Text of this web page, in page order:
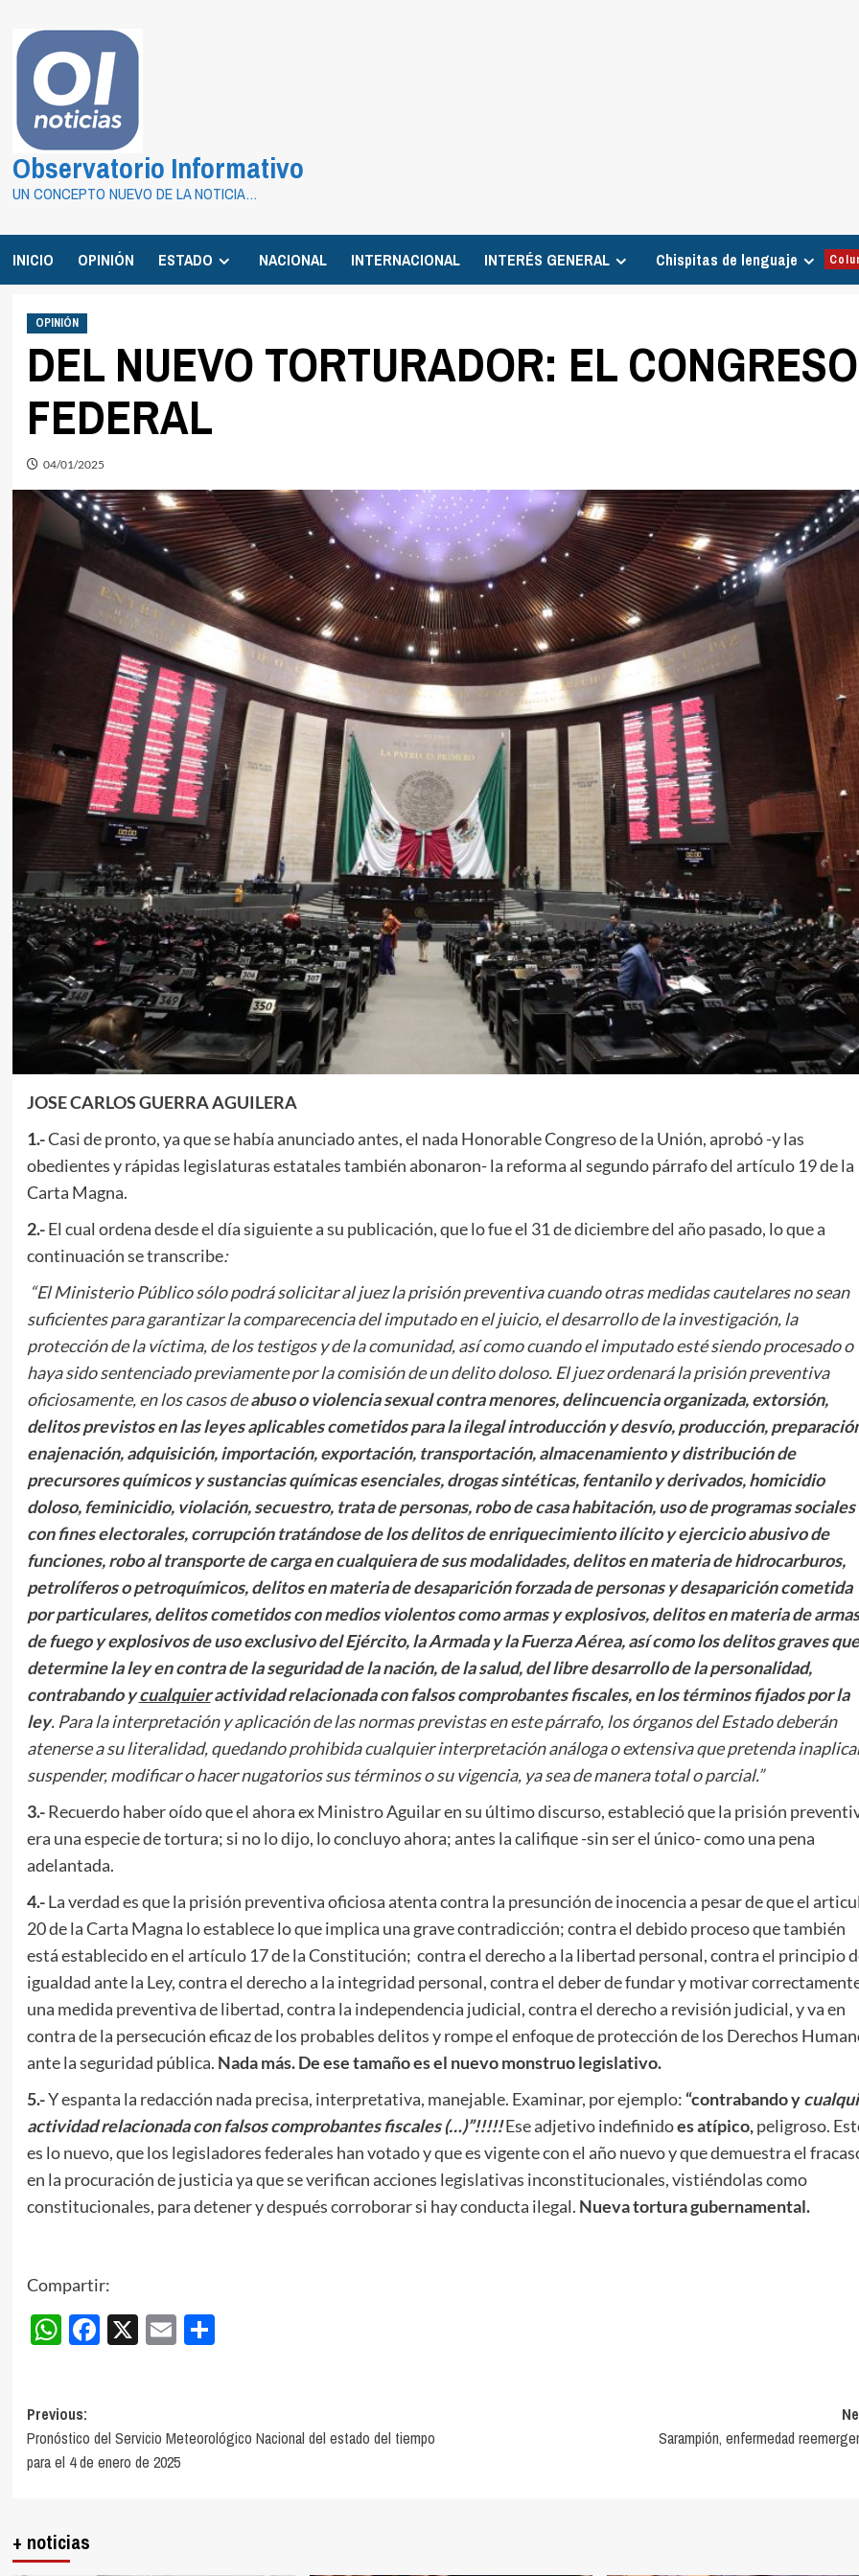
contenido
Observatorio Informativo
UN CONCEPTO NUEVO DE LA NOTICIA…
INICIO OPINIÓN ESTADO NACIONAL INTERNACIONAL INTERÉS GENERAL Chispitas de lenguaje
OPINIÓN
DEL NUEVO TORTURADOR: EL CONGRESO
FEDERAL
04/01/2025
JOSE CARLOS GUERRA AGUILERA
1.-Casi de pronto, ya que se había anunciado antes, el nada Honorable Congreso de la Unión, aprobó -y las
obedientes y rápidas legislaturas estatales también abonaron- la reforma al segundo párrafo del artículo 19 de la
Carta Magna.
2.-El cual ordena desde el día siguiente a su publicación, que lo fue el 31 de diciembre del año pasado, lo que a
continuación se transcribe:
“El Ministerio Público sólo podrá solicitar al juez la prisión preventiva cuando otras medidas cautelares no sean
suficientes paragarantizar la comparecencia del imputado en el juicio, el desarrollo de la investigación, la
protección de la víctima, de los testigos y de la comunidad, así como cuando el imputado esté siendo procesado o
haya sido sentenciado previamente por la comisión de un delito doloso. El juez ordenará la prisión preventiva
oficiosamente, en los casos deabuso o violencia sexual contra menores, delincuencia organizada, extorsión,
delitos previstos en las leyes aplicables cometidos para la ilegal introducción y desvío, producción,
enajenación, adquisición, importación, exportación, transportación, almacenamiento y distribución de
precursores químicos y sustancias químicas esenciales, drogas sintéticas, fentanilo y derivados, homicidio
doloso, feminicidio, violación, secuestro, trata de personas, robo de casa habitación, uso de programas sociales
con fines electorales, corrupción tratándose de los delitos de enriquecimiento ilícito y ejercicio abusivo de
funciones, robo al transporte de carga en cualquiera de sus modalidades, delitos en materia de hidrocarburos,
petrolíferos o petroquímicos, delitos en materia de desaparición forzada de personas y desaparición cometida
por particulares, delitos cometidos con medios violentos como armas y explosivos, delitos en materia de armas
de fuego y explosivos de uso exclusivo del Ejército, la Armada y la Fuerza Aérea, así como los delitos graves que
determine la ley en contra de la seguridad de la nación, de la salud, del libre desarrollo de la personalidad,
contrabando ycualquieractividad relacionada con falsos comprobantes fiscales, en los términos fijados por la
ley. Para la interpretación y aplicación de las normas previstas en este párrafo, los órganos del Estado deberán
atenerse a su literalidad, quedando prohibida cualquier interpretación análoga o extensiva que pretenda
suspender, modificar o hacer nugatorios sus términos o su vigencia, ya sea de manera total o parcial.”
3.-Recuerdo haber oído que el ahora ex Ministro Aguilar en su último discurso, estableció que la prisión
era una especie de tortura; si no lo dijo, lo concluyo ahora; antes la califique -sin ser el único- como una pena
adelantada.
4.-La verdad es que la prisión preventiva oficiosa atenta contra la presunción de inocencia a pesar de que el
20 de la Carta Magna lo establece lo que implica una grave contradicción; contra el debido proceso que también
está establecido en el artículo 17 de la Constitución; contra el derecho a la libertad personal, contra el principio
igualdad ante la Ley, contra el derecho a la integridad personal, contra el deber de fundar y motivar
una medida preventiva de libertad, contra la independencia judicial, contra el derecho a revisión judicial, y va en
contra de la persecución eficaz de los probables delitos y rompe el enfoque de protección de los Derechos
ante la seguridad pública. Nada más. De ese tamaño es el nuevo monstruo legislativo.
5.-Y espanta la redacción nada precisa, interpretativa, manejable. Examinar, por ejemplo: “contrabando y
actividad relacionada con falsos comprobantes fiscales (…)”!!!!!Ese adjetivo indefinidoes atípico,peligroso.
es lo nuevo, que los legisladores federales han votado y que es vigente con el año nuevo y que demuestra el
en la procuración de justicia ya que se verifican acciones legislativas inconstitucionales, vistiéndolas como
constitucionales, para detener y después corroborar si hay conducta ilegal. Nueva tortura gubernamental.
Compartir:
WhatsApp
Facebook
X EmailCompartir
Post
navigation
Previous:
Pronóstico del Servicio Meteorológico Nacional del estado del tiempo
para el 4 de enero de 2025
Sarampión, enfermedad
+ noticias